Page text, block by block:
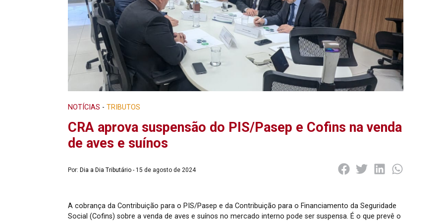
NOTÍCIAS - TRIBUTOS
CRA aprova suspensão do PIS/Pasep e Cofins na venda
de aves e suínos
Por: Dia a Dia Tributário - 15 de agosto de 2024
A cobrança da Contribuição para o PIS/Pasep e da Contribuição para o Financiamento da Seguridade
Social (Cofins) sobre a venda de aves e suínos no mercado interno pode ser suspensa. É o que prevê o